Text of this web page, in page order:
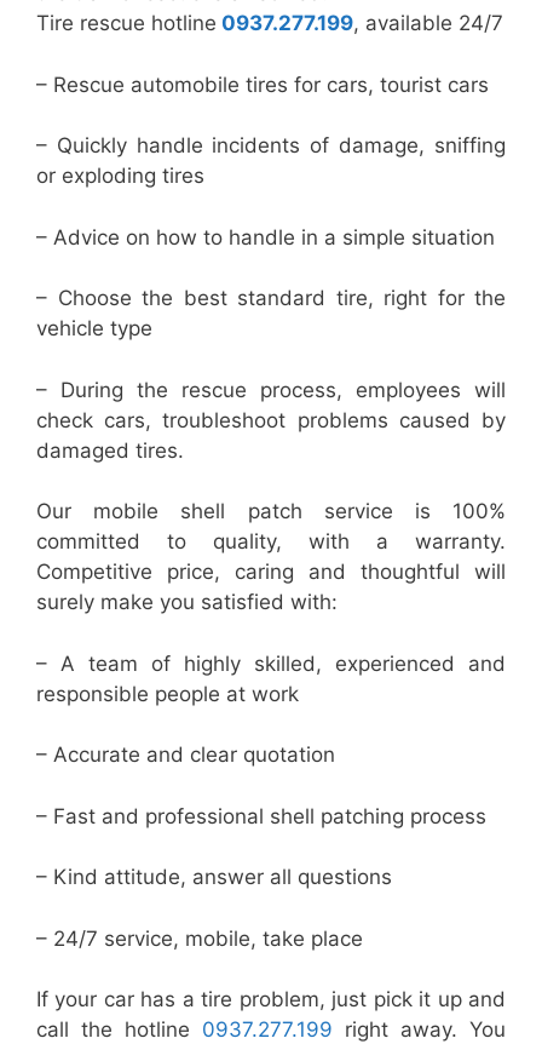
Tire rescue hotline 0937.277.199, available 24/7
– Rescue automobile tires for cars, tourist cars
– Quickly handle incidents of damage, sniffing
or exploding tires
– Advice on how to handle in a simple situation
– Choose the best standard tire, right for the
vehicle type
– During the rescue process, employees will
check cars, troubleshoot problems caused by
damaged tires.
Our mobile shell patch service is 100%
committed to quality, with a warranty.
Competitive price, caring and thoughtful will
surely make you satisfied with:
– A team of highly skilled, experienced and
responsible people at work
– Accurate and clear quotation
– Fast and professional shell patching process
– Kind attitude, answer all questions
– 24/7 service, mobile, take place
If your car has a tire problem, just pick it up and
call the hotline 0937.277.199 right away. You